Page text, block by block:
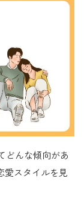
どんな傾向があ
愛スタイルを見